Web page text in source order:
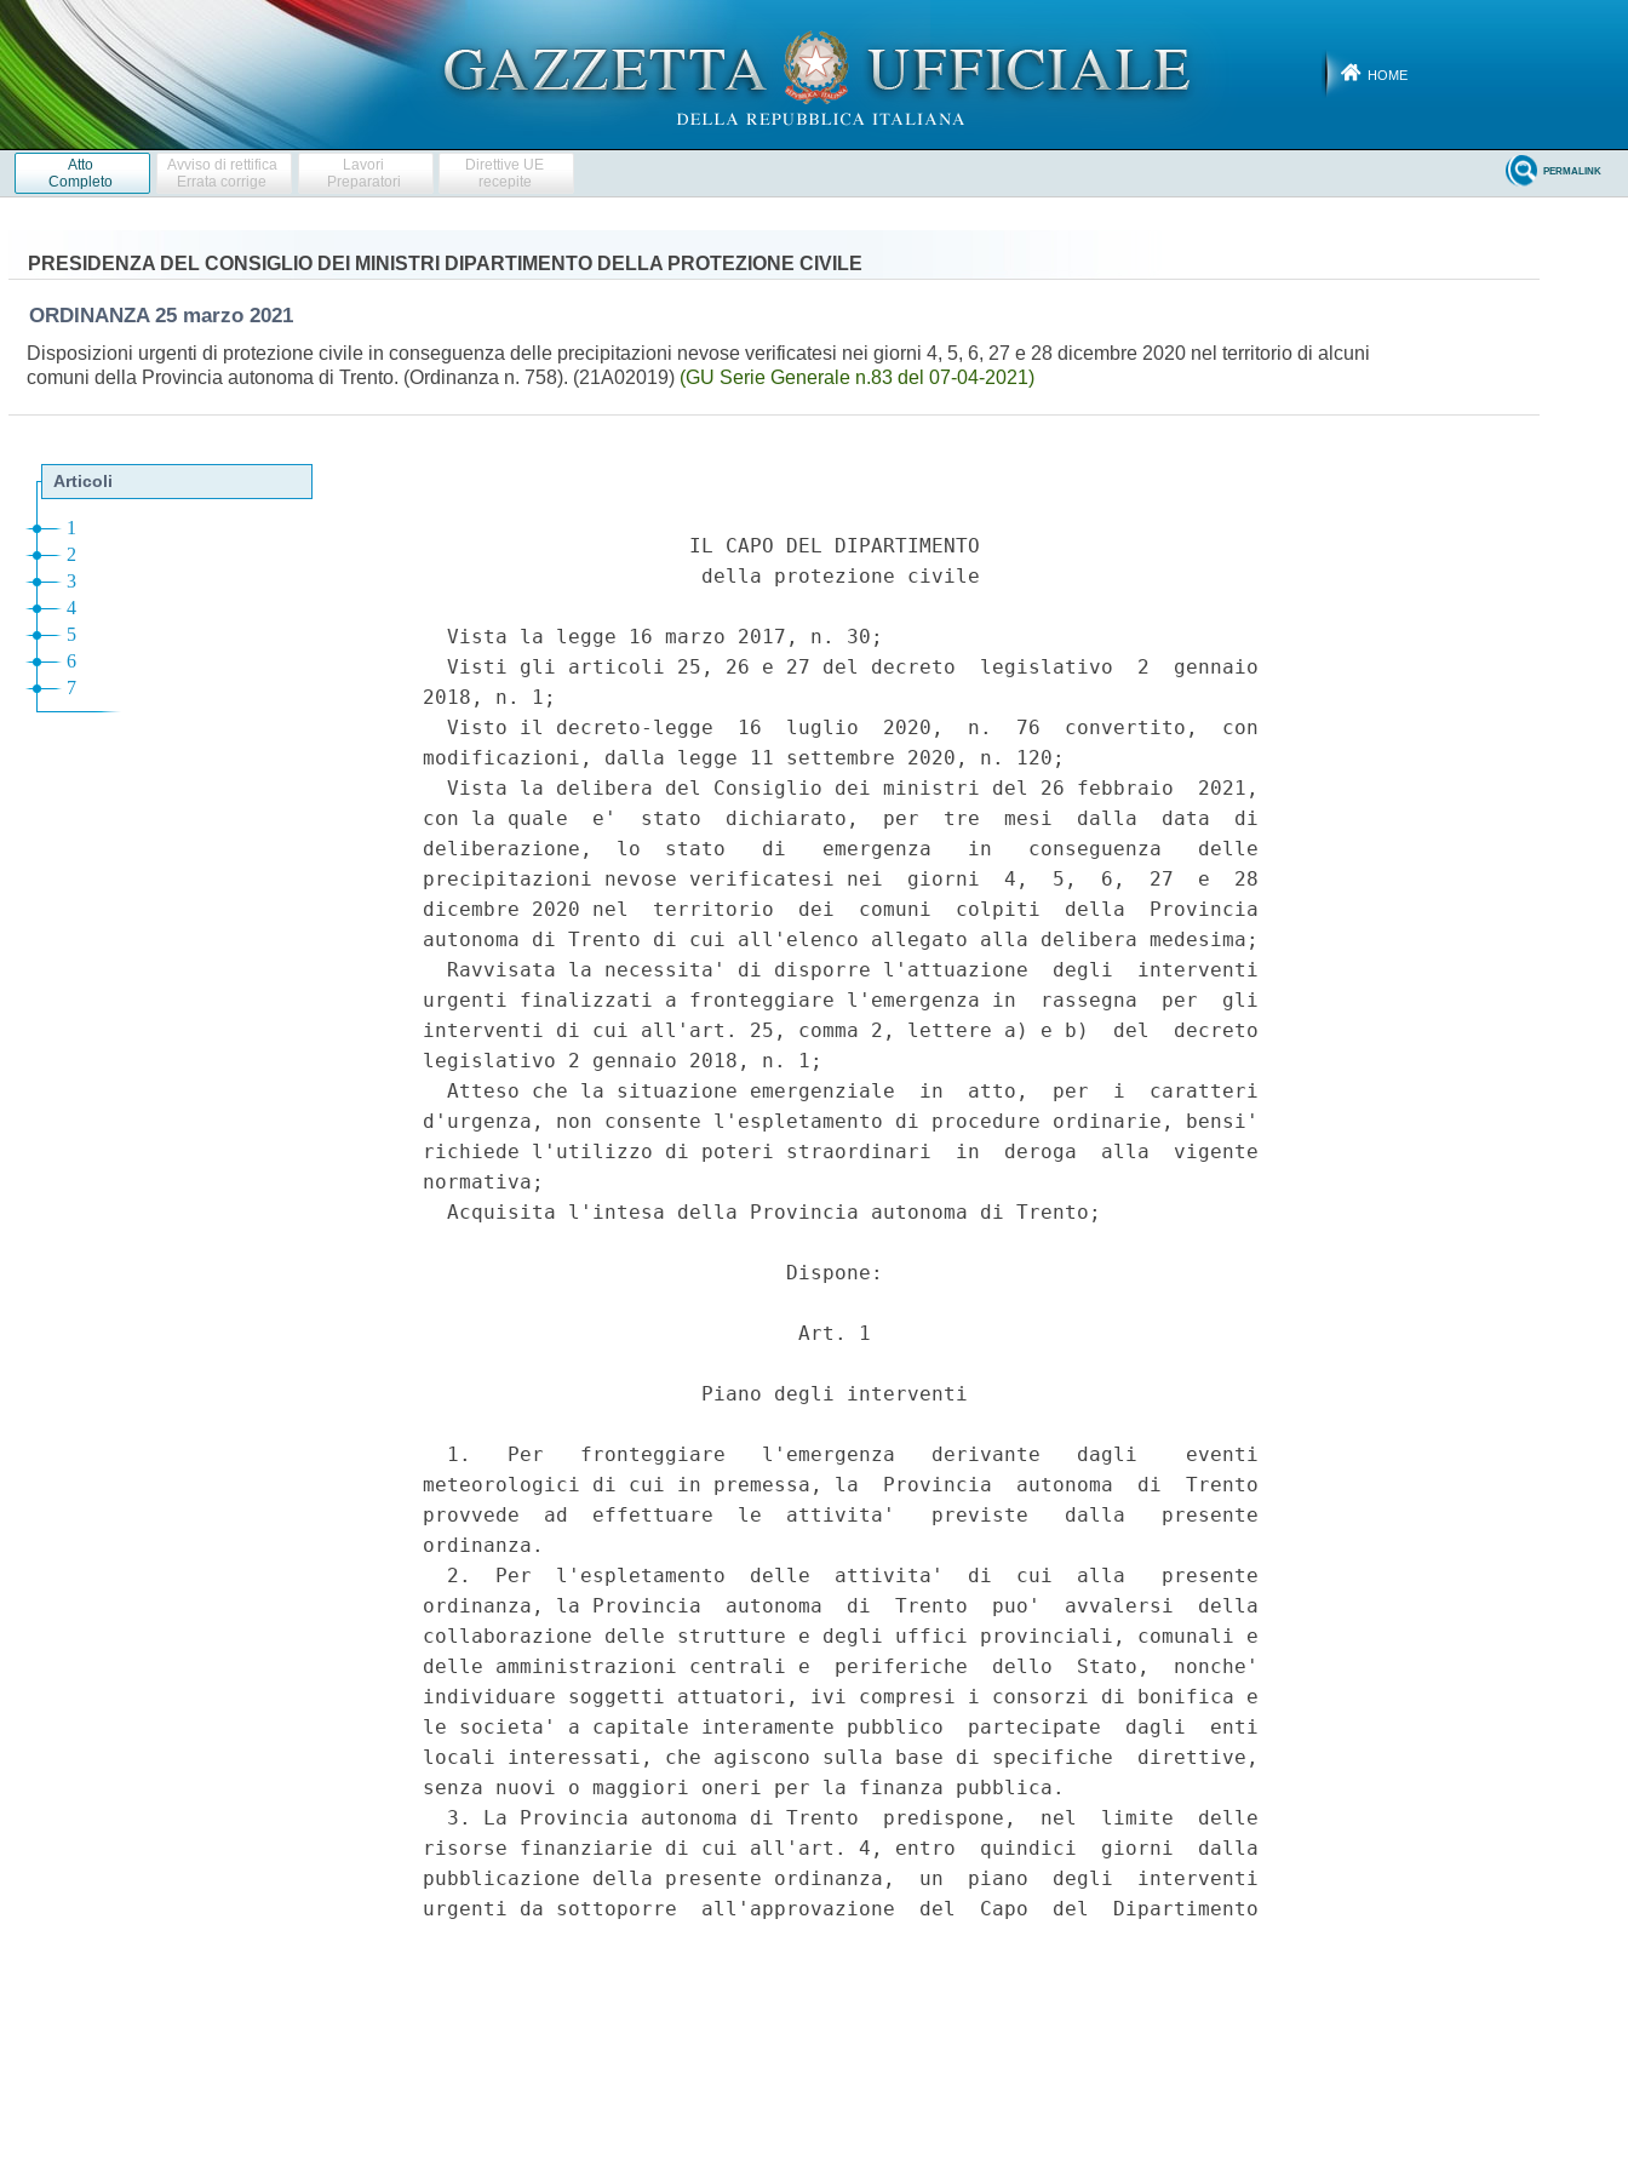
HOME
Atto
Completo
Avviso di rettifica
Errata corrige
Lavori
Preparatori
Direttive UE
recepite
PERMALINK
PRESIDENZA DEL CONSIGLIO DEI MINISTRI DIPARTIMENTO DELLA PROTEZIONE CIVILE
ORDINANZA 25 marzo 2021
Disposizioni urgenti di protezione civile in conseguenza delle precipitazioni nevose verificatesi nei giorni 4, 5, 6, 27 e 28 dicembre 2020 nel territorio di alcuni
comuni della Provincia autonoma di Trento. (Ordinanza n. 758). (21A02019) (GU Serie Generale n.83 del 07-04-2021)